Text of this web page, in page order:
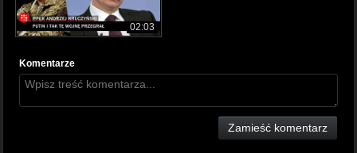
02:03
Komentarze
Zamieść komentarz